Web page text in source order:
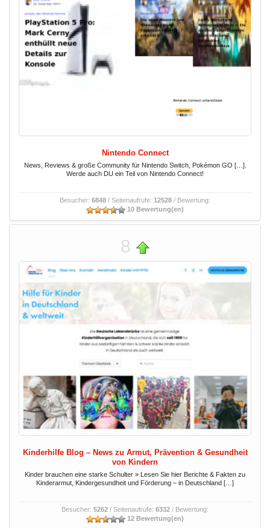
Nintendo Connect
News, Reviews & große Community für Nintendo Switch, Pokémon GO […].
Werde auch DU ein Teil von Nintendo Connect!
Besucher: 6848 / Seitenaufrufe: 12528 / Bewertung:
10 Bewertung(en)
8
Kinderhilfe Blog – News zu Armut, Prävention & Gesundheit
von Kindern
Kinder brauchen eine starke Schulter » Lesen Sie hier Berichte & Fakten zu
Kinderarmut, Kindergesundheit und Förderung – in Deutschland […]
Besucher: 5262 / Seitenaufrufe: 6332 / Bewertung:
12 Bewertung(en)